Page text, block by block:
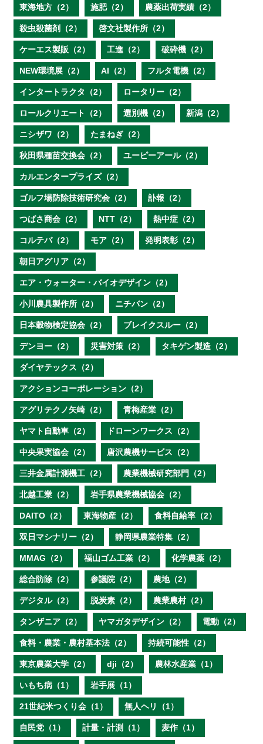
東海地方（2） 施肥（2） 農薬出荷実績（2）
殺虫殺菌剤（2） 啓文社製作所（2）
ケーエス製販（2） 工進（2） 破砕機（2）
NEW環境展（2） AI（2） フルタ電機（2）
インタートラクタ（2） ロータリー（2）
ロールクリエート（2） 選別機（2） 新潟（2）
ニシザワ（2） たまねぎ（2）
秋田県種苗交換会（2） ユーピーアール（2）
カルエンタープライズ（2）
ゴルフ場防除技術研究会（2） 訃報（2）
つばさ商会（2） NTT（2） 熱中症（2）
コルテバ（2） モア（2） 発明表彰（2）
朝日アグリア（2）
エア・ウォーター・バイオデザイン（2）
小川農具製作所（2） ニチバン（2）
日本穀物検定協会（2） ブレイクスルー（2）
デンヨー（2） 災害対策（2） タキゲン製造（2）
ダイヤテックス（2）
アクションコーポレーション（2）
アグリテクノ矢崎（2） 青梅産業（2）
ヤマト自動車（2） ドローンワークス（2）
中央果実協会（2） 唐沢農機サービス（2）
三井金属計測機工（2） 農業機械研究部門（2）
北越工業（2） 岩手県農業機械協会（2）
DAITO（2） 東海物産（2） 食料自給率（2）
双日マシナリー（2） 静岡県農業特集（2）
MMAG（2） 福山ゴム工業（2） 化学農薬（2）
総合防除（2） 参議院（2） 農地（2）
デジタル（2） 脱炭素（2） 農業農村（2）
タンザニア（2） ヤマガタデザイン（2） 電動（2）
食料・農業・農村基本法（2） 持続可能性（2）
東京農業大学（2） dji（2） 農林水産業（1）
いもち病（1） 岩手展（1）
21世紀米つくり会（1） 無人ヘリ（1）
自民党（1） 計量・計測（1） 麦作（1）